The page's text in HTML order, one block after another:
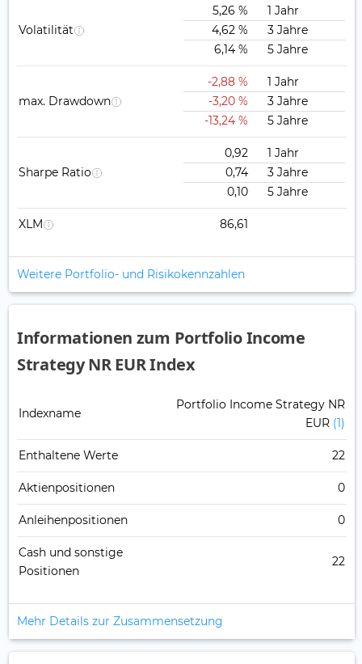
Volatilität
5,26 %
1 Jahr
4,62 %
3 Jahre
6,14 %
5 Jahre
max. Drawdown
-2,88 %
1 Jahr
-3,20 %
3 Jahre
-13,24 %
5 Jahre
Sharpe Ratio
0,92
1 Jahr
0,74
3 Jahre
0,10
5 Jahre
XLM 86,61
Weitere Portfolio- und Risikokennzahlen
Informationen zum Portfolio Income
Strategy NR EUR Index
Indexname
Portfolio Income Strategy NR
EUR (1)
Enthaltene Werte 22
Aktienpositionen 0
Anleihenpositionen 0
Cash und sonstige
Positionen
22
Mehr Details zur Zusammensetzung